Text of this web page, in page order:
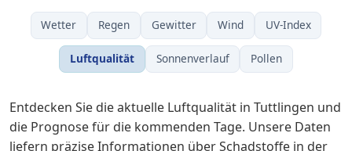
Wetter Regen Gewitter Wind UV-Index
Luftqualität Sonnenverlauf Pollen
Entdecken Sie die aktuelle Luftqualität in Tuttlingen und
die Prognose für die kommenden Tage. Unsere Daten
liefern präzise Informationen über Schadstoffe in der